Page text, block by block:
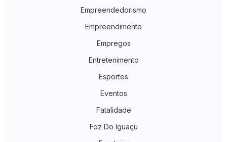
Empreendedorismo
Empreendimento
Empregos
Entretenimento
Esportes
Eventos
Fatalidade
Foz Do Iguaçu